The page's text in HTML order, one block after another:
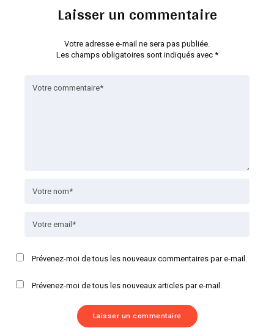
Laisser un commentaire
Votre adresse e-mail ne sera pas publiée.
Les champs obligatoires sont indiqués avec *
Prévenez-moi de tous les nouveaux commentaires par e-mail.
Prévenez-moi de tous les nouveaux articles par e-mail.